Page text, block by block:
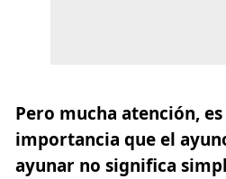
Pero mucha atención,
importancia que el
ayunar no significa